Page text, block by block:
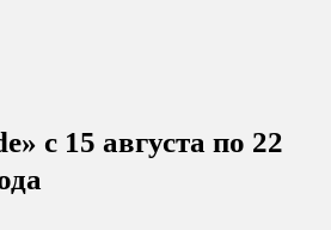
с 15 августа по 22